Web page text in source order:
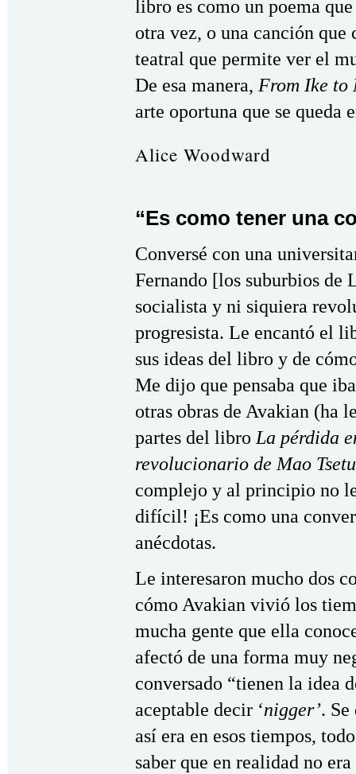
libro es como un poema
otra vez, o una canción que
teatral que permite ver el
De esa manera, From Ike to
arte oportuna que se queda
Alice Woodward
“Es como tener una
Conversé con una
Fernando [los suburbios de
socialista y ni siquiera
progresista. Le encantó el
sus ideas del libro y de
Me dijo que pensaba que
otras obras de Avakian (ha
partes del libroLa pérdida
revolucionario de Mao
complejo y al principio no
difícil! ¡Es como una
anécdotas.
Le interesaron mucho dos
cómo Avakian vivió los
mucha gente que ella
afectó de una forma muy
conversado “tienen la idea
aceptable decir ‘nigger’.
así era en esos tiempos,
saber que en realidad no